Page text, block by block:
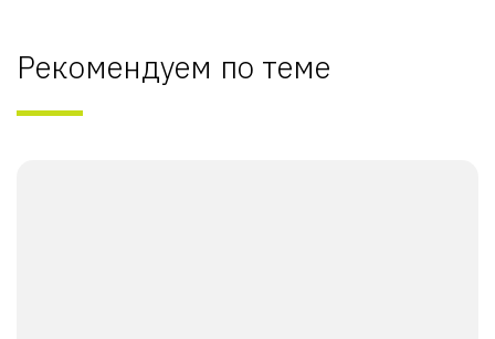
Рекомендуем по теме